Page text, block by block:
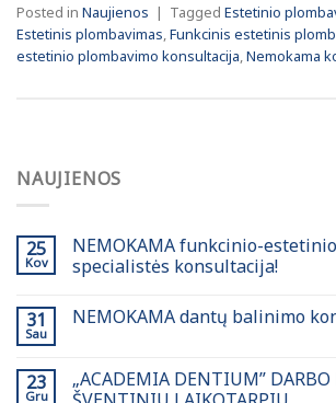
Posted in Naujienos | Tagged Estetinio
Estetinis plombavimas,Funkcinis estetinis
estetinio plombavimo konsultacija,Nemokama
NAUJIENOS
25
Kov
NEMOKAMA funkcinio-
specialistės konsultacija!
31
Sau
NEMOKAMA dantų balinimo
23
Gru
„ACADEMIA DENTIUM” DARBO